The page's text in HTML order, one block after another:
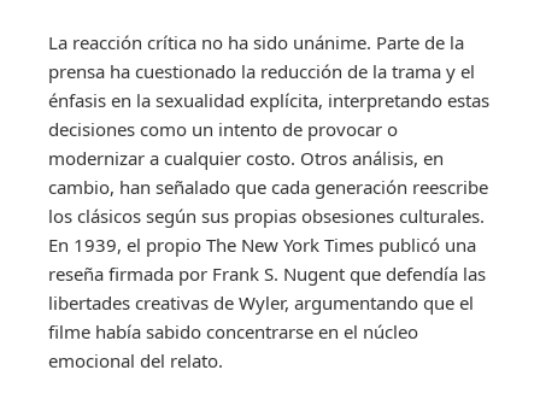
La reacción crítica no ha sido unánime. Parte de la
prensa ha cuestionado la reducción de la trama y el
énfasis en la sexualidad explícita, interpretando estas
decisiones como un intento de provocar o
modernizar a cualquier costo. Otros análisis, en
cambio, han señalado que cada generación reescribe
los clásicos según sus propias obsesiones culturales.
En 1939, el propio The New York Times publicó una
reseña firmada por Frank S. Nugent que defendía las
libertades creativas de Wyler, argumentando que el
filme había sabido concentrarse en el núcleo
emocional del relato.